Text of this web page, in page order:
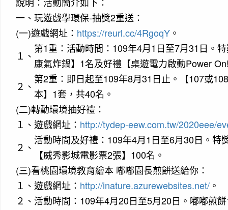
一、 玩遊戲學環保-抽獎2重送：
(一)遊戲網址： https://reurl.cc/4RgoqY 。
１、
第1重：活動時間：109年4月1日至7月31日。
康氣炸鍋】1名及好禮【桌遊電力啟動Power
２、
第2重：即日起至109年8月31日止。【107或
本】1套，共40名。
(二)轉動環境抽好禮：
１、 遊戲網址： http://tydep-eew.com.tw/2020eee/
２、
活動時間及好禮：109年4月1日至6月30日。特
【威秀影城電影票2張】100名。
(三)看桃園環境教育繪本 嘟嘟園長煎餅送給你：
１、 遊戲網址： http://inature.azurewebsites.net/ 。
２、 活動時間：109年4月20日至5月20日。嘟嘟煎